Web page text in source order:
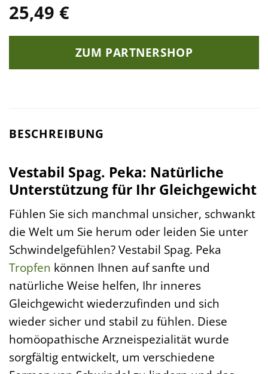
25,49 €
ZUM PARTNERSHOP
BESCHREIBUNG
Vestabil Spag. Peka: Natürliche
Unterstützung für Ihr Gleichgewicht
Fühlen Sie sich manchmal unsicher, schwankt
die Welt um Sie herum oder leiden Sie unter
Schwindelgefühlen? Vestabil Spag. Peka
Tropfen können Ihnen auf sanfte und
natürliche Weise helfen, Ihr inneres
Gleichgewicht wiederzufinden und sich
wieder sicher und stabil zu fühlen. Diese
homöopathische Arzneispezialität wurde
sorgfältig entwickelt, um verschiedene